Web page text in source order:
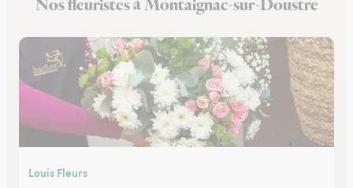
Fleuristes à Treignac
Nos fleuristes à Montaignac-sur-Doustre
Louis Fleurs